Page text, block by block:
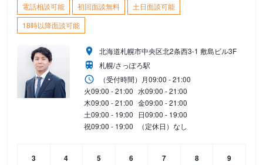
電話相談可能 初回面談無料
土日面談可能
18時以降面談可能
北海道札幌市中央区北2条西3-1 敷島ビル3F
札幌/さっぽろ駅
（受付時間） 月09:00 - 21:00
火09:00 - 21:00 水09:00 - 21:00
木09:00 - 21:00 金09:00 - 21:00
土09:00 - 19:00 日09:00 - 19:00
祝09:00 - 19:00 （定休日）なし
3
4
5
6
7
8
9